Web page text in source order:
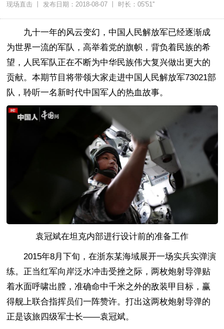
现场直击 丨 发布日期：2018-08-07 丨 时长：05'51''
九十一年的风云变幻，中国人民解放军已经逐渐成
为世界一流的军队，高举着党的旗帜，背负着民族的希
望，人民军队正在不断为中华民族伟大复兴做出更大的
贡献。本期节目将带领大家走进中国人民解放军73021部
队，聆听一名新时代中国军人的热血故事。
袁冠斌在坦克内部进行设计前的准备工作
2015年8月下旬，在浙东某海域展开一场实兵实弹演
练。正当红军向岸泛水冲击受挫之际，两枚炮射导弹贴
着水面呼啸出膛，准确命中千米之外的敌装甲目标，赢
得舰上联合指挥员们一阵赞许。打出这两枚炮射导弹的
正是该旅四级军士长——袁冠斌。